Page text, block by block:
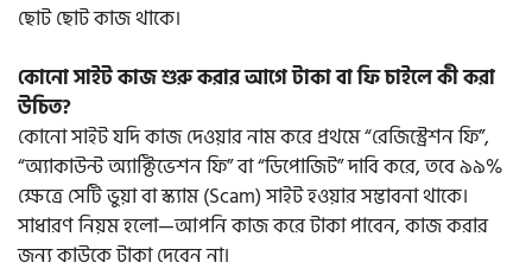
ছোট ছোট কাজ থাকে।
কোনো সাইট কাজ শুরু করার আগে টাকা বা ফি চাইলে কী করা
উচিত?
কোনো সাইট যদি কাজ দেওয়ার নাম করে প্রথমে “রেজিস্ট্রেশন ফি”,
“অ্যাকাউন্ট অ্যাক্টিভেশন ফি” বা “ডিপোজিট” দাবি করে, তবে ৯৯%
ক্ষেত্রে সেটি ভুয়া বা স্ক্যাম (Scam) সাইট হওয়ার সম্ভাবনা থাকে।
সাধারণ নিয়ম হলো—আপনি কাজ করে টাকা পাবেন, কাজ করার
জন্য কাউকে টাকা দেবেন না।